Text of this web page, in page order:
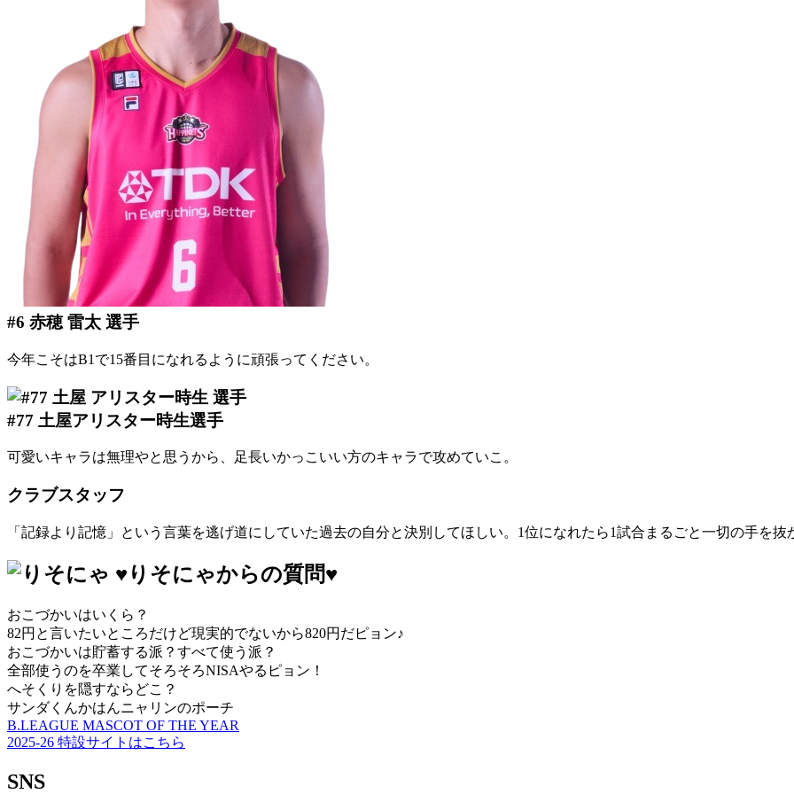
#6 赤穂 雷太 選手
今年こそはB1で15番目になれるように頑張ってください。
#77 土屋アリスター時生選手
可愛いキャラは無理やと思うから、足長いかっこいい方のキャラで攻めていこ。
クラブスタッフ
「記録より記憶」という言葉を逃げ道にしていた過去の自分と決別​してほしい。​1位になれたら1試合まるごと一切​の手を抜
♥りそにゃからの質問♥
おこづかいはいくら？
82円と言いたいところだけど現実的でないから820円だピョン♪
おこづかいは貯蓄する派？すべて使う派？
全部使うのを卒業してそろそろNISAやるピョン！
へそくりを隠すならどこ？
サンダくんかはんニャリンのポーチ
B.LEAGUE MASCOT OF THE YEAR
2025-26 特設サイトはこちら
SNS